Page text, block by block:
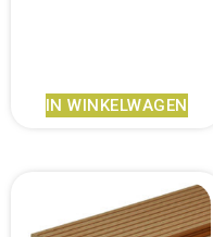
IN WINKELWAGEN